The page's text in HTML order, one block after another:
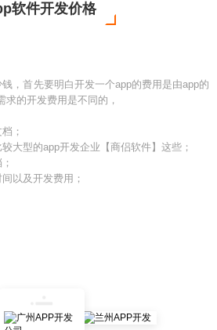
软件开发价格
，首先要明白开发一个app的费用是由app的
的开发费用是不同的，
；
大型的app开发企业【商侣软件】这些；
以及开发费用；